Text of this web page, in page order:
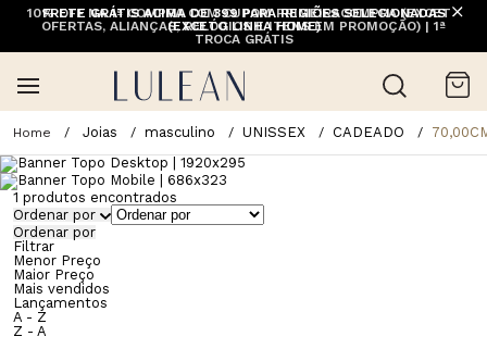
10% OFF NA 1ª COMPRA COM CUPOM PRIMEIRACOMPRA (EXCETO
OFERTAS, ALIANÇAS, RELÓGIOS E ITENS EM PROMOÇÃO) | 1ª
TROCA GRÁTIS
FRETE GRÁTIS ACIMA DE 399 PARA REGIÕES SELECIONADAS
(EXCETO LINHA HOME)
Joias masculino UNISSEX CADEADO
1 produtos encontrados
Ordenar por
Ordenar por
Filtrar
Menor Preço
Maior Preço
Mais vendidos
Lançamentos
A - Z
Z - A